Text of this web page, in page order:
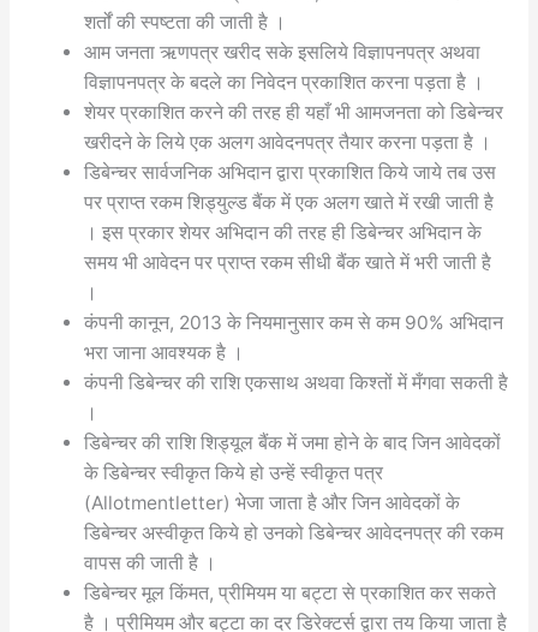
शर्तों की स्पष्टता की जाती है ।
आम जनता ऋणपत्र खरीद सके इसलिये विज्ञापनपत्र अथवा
विज्ञापनपत्र के बदले का निवेदन प्रकाशित करना पड़ता है ।
शेयर प्रकाशित करने की तरह ही यहाँ भी आमजनता को डिबेन्चर
खरीदने के लिये एक अलग आवेदनपत्र तैयार करना पड़ता है ।
डिबेन्चर सार्वजनिक अभिदान द्वारा प्रकाशित किये जाये तब उस
पर प्राप्त रकम शिड्युल्ड बैंक में एक अलग खाते में रखी जाती है
। इस प्रकार शेयर अभिदान की तरह ही डिबेन्चर अभिदान के
समय भी आवेदन पर प्राप्त रकम सीधी बैंक खाते में भरी जाती है
।
कंपनी कानून, 2013 के नियमानुसार कम से कम 90% अभिदान
भरा जाना आवश्यक है ।
कंपनी डिबेन्चर की राशि एकसाथ अथवा किश्तों में मँगवा सकती है
।
डिबेन्चर की राशि शिड्यूल बैंक में जमा होने के बाद जिन आवेदकों
के डिबेन्चर स्वीकृत किये हो उन्हें स्वीकृत पत्र
(Allotmentletter) भेजा जाता है और जिन आवेदकों के
डिबेन्चर अस्वीकृत किये हो उनको डिबेन्चर आवेदनपत्र की रकम
वापस की जाती है ।
डिबेन्चर मूल किंमत, प्रीमियम या बट्टा से प्रकाशित कर सकते
है । प्रीमियम और बट्टा का दर डिरेक्टर्स द्वारा तय किया जाता है